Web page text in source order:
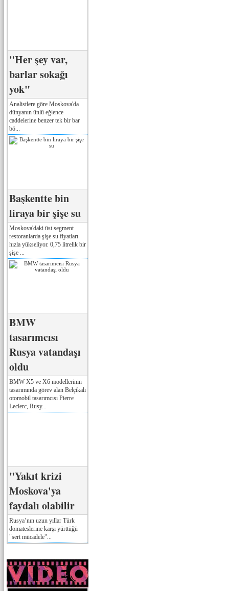
"Her şey var,
barlar sokağı
yok"
Analistlere göre Moskova'da
dünyanın ünlü eğlence
caddelerine benzer tek bir bar
bö...
Başkentte bin
liraya bir şişe su
Moskova'daki üst segment
restoranlarda şişe su fiyatları
hızla yükseliyor. 0,75 litrelik bir
şişe ...
BMW
tasarımcısı
Rusya vatandaşı
oldu
BMW X5 ve X6 modellerinin
tasarımında görev alan Belçikalı
otomobil tasarımcısı Pierre
Leclerc, Rusy...
"Yakıt krizi
Moskova'ya
faydalı olabilir
Rusya’nın uzun yıllar Türk
domateslerine karşı yürttüğü
"sert mücadele"...